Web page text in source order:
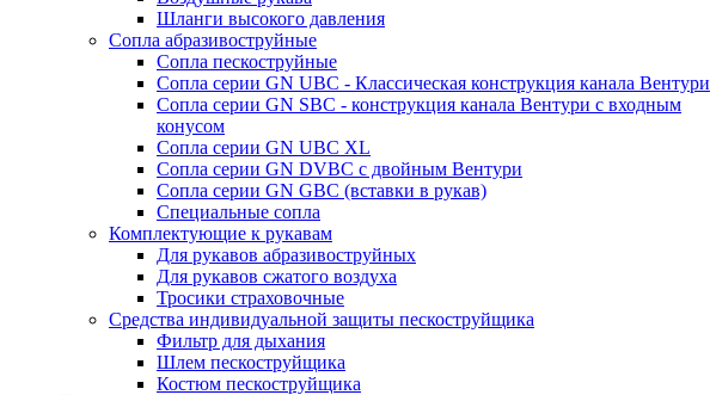
Шланги высокого давления
Сопла абразивоструйные
Сопла пескоструйные
Сопла серии GN UBC - Классическая конструкция канала Вентури
Сопла серии GN SBC - конструкция канала Вентури c входным
конусом
Сопла серии GN UBC XL
Сопла серии GN DVBC с двойным Вентури
Сопла серии GN GBC (вставки в рукав)
Специальные сопла
Комплектующие к рукавам
Для рукавов абразивоструйных
Для рукавов сжатого воздуха
Тросики страховочные
Средства индивидуальной защиты пескоструйщика
Фильтр для дыхания
Шлем пескоструйщика
Костюм пескоструйщика